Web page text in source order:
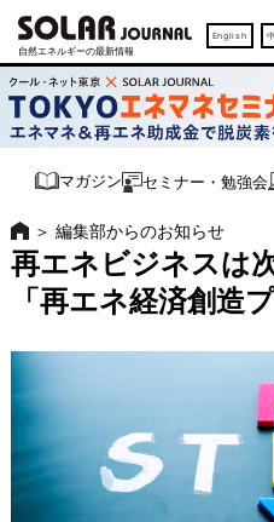
English
マガジン セミナー・勉強会
＞ 編集部からのお知らせ
再エネビジネスは
「再エネ経済創造